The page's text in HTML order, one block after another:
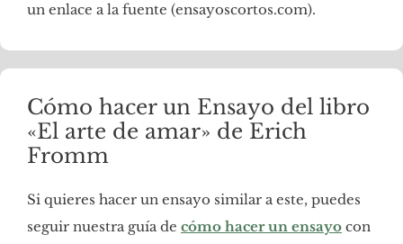
un enlace a la fuente (ensayoscortos.com).
Cómo hacer un Ensayo del libro
«El arte de amar» de Erich
Fromm
Si quieres hacer un ensayo similar a este, puedes
seguir nuestra guía de cómo hacer un ensayo con